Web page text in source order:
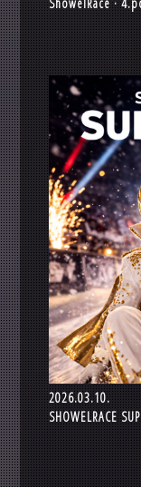
2026.03.10.
SHOWELRACE